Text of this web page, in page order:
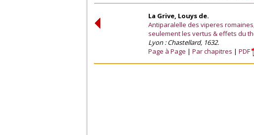
La Grive, Louys de.
Antiparalelle des viperes
seulement les vertus & effets du
Lyon : Chastellard, 1632.
Page à Page
Par chapitres PDF